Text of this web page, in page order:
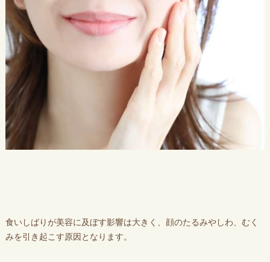
食いしばりが美容に及ぼす影響は大きく、顔のたるみやしわ、むく
みを引き起こす原因となります。